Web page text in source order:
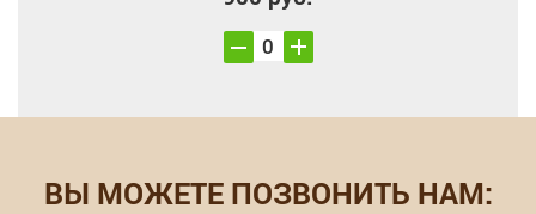
ВЫ МОЖЕТЕ ПОЗВОНИТЬ НАМ: